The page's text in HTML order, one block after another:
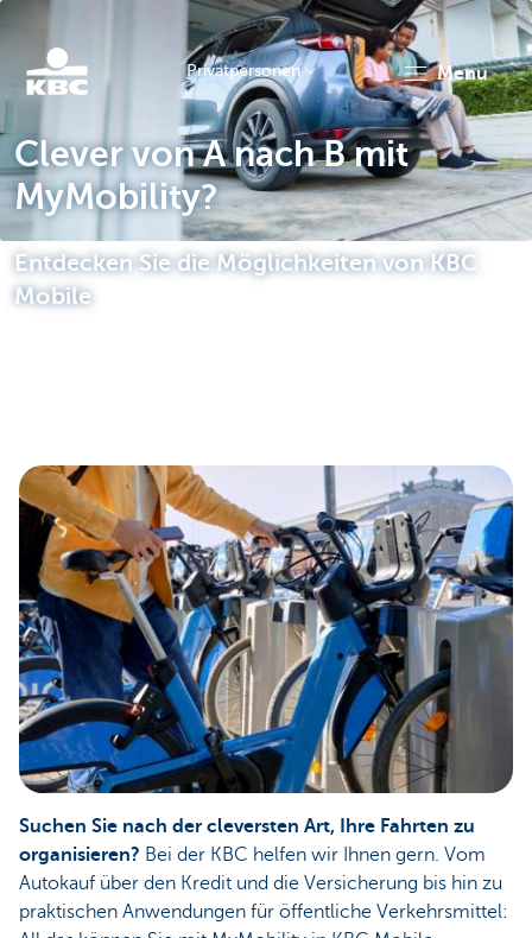
Privatpersonen menu
Clever von A nach B mit
MyMobility?
Entdecken Sie die Möglichkeiten von KBC
Mobile
Suchen Sie nach der cleversten Art, Ihre Fahrten zu
organisieren? Bei der KBC helfen wir Ihnen gern. Vom
Autokauf über den Kredit und die Versicherung bis hin zu
praktischen Anwendungen für öffentliche Verkehrsmittel: